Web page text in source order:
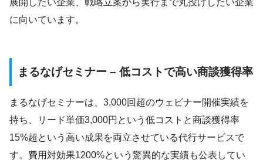
に向いています。
まるなげセミナー – 低コストで高い商談獲得率
まるなげセミナーは、3,000回超のウェビナー開催実績を
持ち、リード単価3,000円という低コストと商談獲得率
15%超という高い成果を両立させている代行サービスで
す。費用対効果1200%という驚異的な実績も公表してい